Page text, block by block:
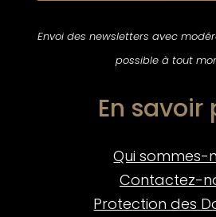
Envoi des newsletters avec
possible à tout
En savoir
Qui sommes-
Contactez-
Protection des